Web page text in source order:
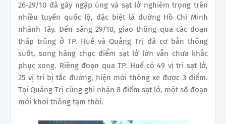
26-29/10 đã gây ngập úng và sạt lở nghiêm trọng trên
nhiều tuyến quốc lộ, đặc biệt là đường Hồ Chí Minh
nhánh Tây. Đến sáng 29/10, giao thông qua các đoạn
thấp trũng ở TP. Huế và Quảng Trị đã cơ bản thông
suốt, song hàng chục điểm sạt lở lớn vẫn chưa khắc
phục xong. Riêng đoạn qua TP. Huế có 49 vị trí sạt lở,
25 vị trí bị tắc đường, hiện mới thông xe được 3 điểm.
Tại Quảng Trị cũng ghi nhận 8 điểm sạt lở, một số đoạn
mới khơi thông tạm thời.